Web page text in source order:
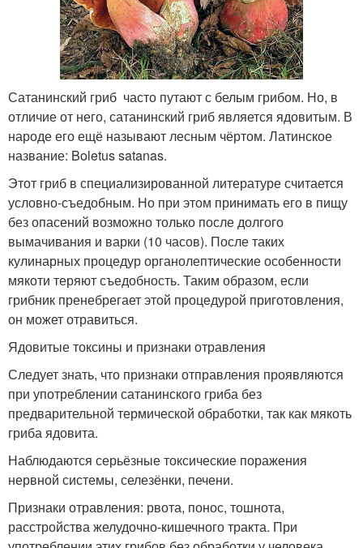
Сатанинский гриб часто путают с белым грибом. Но, в
отличие от него, сатанинский гриб является ядовитым. В
народе его ещё называют лесным чёртом. Латинское
название: Boletus satanas.
Этот гриб в специализированной литературе считается
условно-съедобным. Но при этом принимать его в пищу
без опасений возможно только после долгого
вымачивания и варки (10 часов). После таких
кулинарных процедур органолептические особенности
мякоти теряют съедобность. Таким образом, если
грибник пренебрегает этой процедурой приготовления,
он может отравиться.
Ядовитые токсины и признаки отравления
Следует знать, что признаки отправления проявляются
при употреблении сатанинского гриба без
предварительной термической обработки, так как мякоть
гриба ядовита.
Наблюдаются серьёзные токсические поражения
нервной системы, селезёнки, печени.
Признаки отравления: рвота, понос, тошнота,
расстройства желудочно-кишечного тракта. При